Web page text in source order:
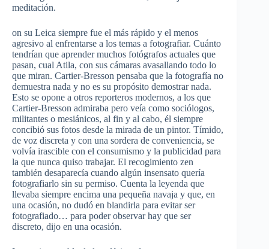
meditación.
on su Leica siempre fue el más rápido y el menos
agresivo al enfrentarse a los temas a fotografiar. Cuánto
tendrían que aprender muchos fotógrafos actuales que
pasan, cual Atila, con sus cámaras avasallando todo lo
que miran. Cartier-Bresson pensaba que la fotografía no
demuestra nada y no es su propósito demostrar nada.
Esto se opone a otros reporteros modernos, a los que
Cartier-Bresson admiraba pero veía como sociólogos,
militantes o mesiánicos, al fin y al cabo, él siempre
concibió sus fotos desde la mirada de un pintor. Tímido,
de voz discreta y con una sordera de conveniencia, se
volvía irascible con el consumismo y la publicidad para
la que nunca quiso trabajar. El recogimiento zen
también desaparecía cuando algún insensato quería
fotografiarlo sin su permiso. Cuenta la leyenda que
llevaba siempre encima una pequeña navaja y que, en
una ocasión, no dudó en blandirla para evitar ser
fotografiado… para poder observar hay que ser
discreto, dijo en una ocasión.